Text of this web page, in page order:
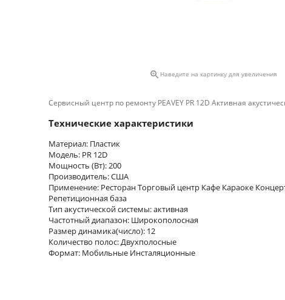
 Наведите на картинку для увеличения
Сервисный центр по ремонту PEAVEY PR 12D Активная
Технические характеристики
Материал: Пластик
Модель: PR 12D
Мощность (Вт): 200
Производитель: США
Применение: Ресторан Торговый центр Кафе Караоке
Репетиционная база
Тип акустической системы: активная
Частотный диапазон: Широкополосная
Размер динамика(число): 12
Количество полос: Двухполосные
Формат: Мобильные Инсталяционные